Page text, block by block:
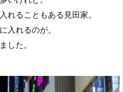
れることもある見田家。
入れるのが。
した。